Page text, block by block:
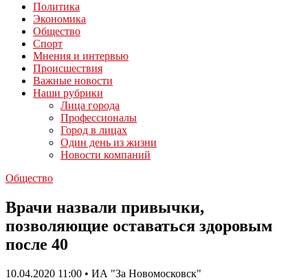
Политика
Экономика
Общество
Спорт
Мнения и интервью
Происшествия
Важные новости
Наши рубрики
Лица города
Профессионалы
Город в лицах
Один день из жизни
Новости компаний
Общество
Врачи назвали привычки,
позволяющие оставаться здоровым
после 40
10.04.2020 11:00 • ИА "За Новомосковск"